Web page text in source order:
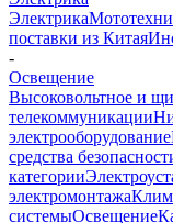
Электрика
поставки из Китая
-
Освещение
Высоковольтное и
телекоммуникации
электрооборудование
средства
категории
электромонтажа
системыОсвещение